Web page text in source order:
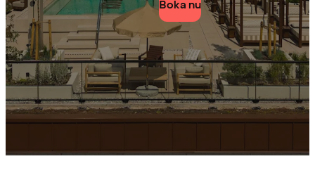
Boka nu